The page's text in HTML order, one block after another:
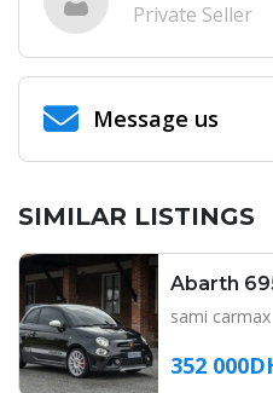
Private Seller
Message us
SIMILAR LISTINGS
Abarth
sami carmax
352